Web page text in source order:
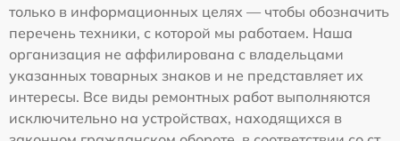
только в информационных целях — чтобы обозначить
перечень техники, с которой мы работаем. Наша
организация не аффилирована с владельцами
указанных товарных знаков и не представляет их
интересы. Все виды ремонтных работ выполняются
исключительно на устройствах, находящихся в